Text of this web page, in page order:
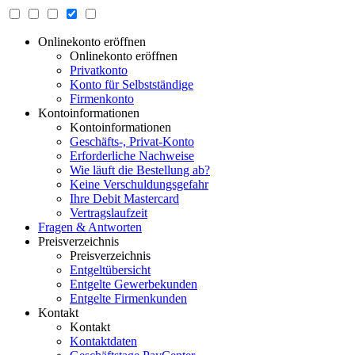
Onlinekonto eröffnen
Onlinekonto eröffnen
Privatkonto
Konto für Selbstständige
Firmenkonto
Kontoinformationen
Kontoinformationen
Geschäfts-, Privat-Konto
Erforderliche Nachweise
Wie läuft die Bestellung ab?
Keine Verschuldungsgefahr
Ihre Debit Mastercard
Vertragslaufzeit
Fragen & Antworten
Preisverzeichnis
Preisverzeichnis
Entgeltübersicht
Entgelte Gewerbekunden
Entgelte Firmenkunden
Kontakt
Kontakt
Kontaktdaten